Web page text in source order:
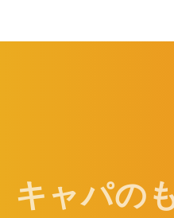
キャパの